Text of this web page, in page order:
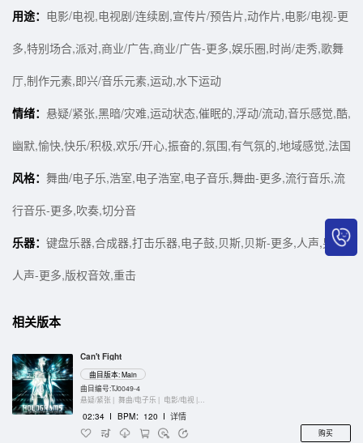
用途： 电影/电视,电视剧/连续剧,宣传片/预告片,动作片,电影/电视-更
多,特别场合,派对,商业/广告,商业/广告-更多,娱乐圈,时尚/走秀,歌舞
厅,制作元素,即兴/音乐元素,运动,水下运动
情绪： 悬疑/紧张,黑暗/灾难,运动状态,催眠的,浮动/流动,音乐感觉,酷,
幽默,愉快,快乐/积极,欢乐/开心,振奋的,氛围,有气氛的,地域感觉,法国
风格： 舞曲/电子乐,浩室,电子浩室,电子音乐,舞曲-更多,流行音乐,流
行音乐-更多,吹奏,切分音
乐器： 键盘乐器,合成器,打击乐器,电子鼓,贝斯,贝斯-更多,人声,男声,
人声-更多,版权音效,重击
相关版本
Can't Fight
曲目版本: Main
曲目编号:TJ0049-4
悬疑/紧张 | 舞曲/电子乐 | 电影/电视 |
02:34 I BPM：120 I 详情
购买